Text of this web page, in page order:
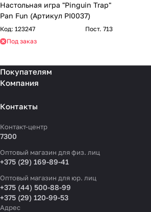
Настольная игра "Pinguin Trap"
Pan Fun (Артикул PI0037)
Код: 123247
Пост. 713
Под заказ
Покупателям
Компания
Контакты
Контакт-центр
7300
Оптовый магазин для физ. лиц
+375 (29) 169-89-41
Оптовый магазин для юр. лиц
+375 (44) 500-88-99
+375 (29) 120-99-53
Адрес